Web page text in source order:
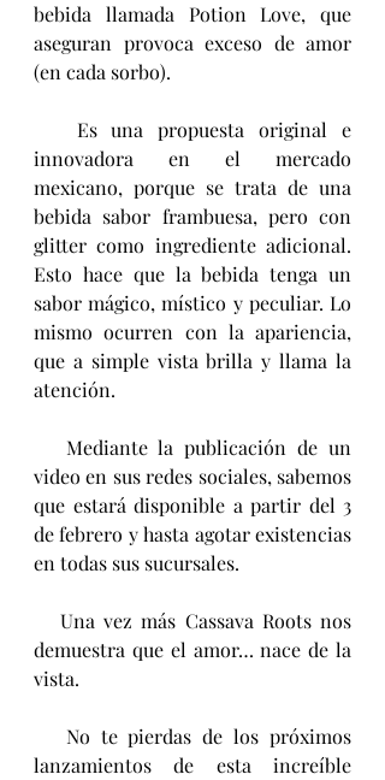
bebida llamada Potion Love, que
aseguran provoca exceso de amor
(en cada sorbo).
innovadora en el mercado
mexicano, porque se trata de una
bebida sabor frambuesa, pero con
glitter como ingrediente adicional.
Esto hace que la bebida tenga un
sabor mágico, místico y peculiar. Lo
mismo ocurren con la apariencia,
que a simple vista brilla y llama la
atención.
video en sus redes sociales, sabemos
que estará disponible a partir del 3
de febrero y hasta agotar existencias
en todas sus sucursales.
demuestra que el amor… nace de la
vista.
lanzamientos de esta increíble